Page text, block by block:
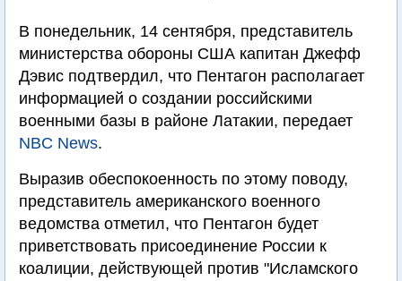
В понедельник, 14 сентября, представитель
министерства обороны США капитан Джефф
Дэвис подтвердил, что Пентагон располагает
информацией о создании российскими
военными базы в районе Латакии, передает
NBC News.
Выразив обеспокоенность по этому поводу,
представитель американского военного
ведомства отметил, что Пентагон будет
приветствовать присоединение России к
коалиции, действующей против "Исламского